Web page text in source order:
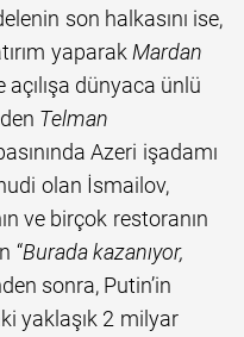
son halkasını ise,
yaparak Mardan
açılışa dünyaca ünlü
Telman
Azeri işadamı
olan İsmailov,
ve birçok restoranın
“Burada kazanıyor,
sonra, Putin’in
yaklaşık 2 milyar